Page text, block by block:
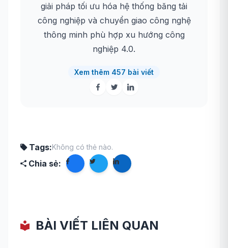
giải pháp tối ưu hóa hệ thống băng tải
công nghiệp và chuyển giao công nghệ
thông minh phù hợp xu hướng công
nghiệp 4.0.
Xem thêm 457 bài viết
Tags:Không có thẻ nào.
Chia sẻ:
BÀI VIẾT LIÊN QUAN